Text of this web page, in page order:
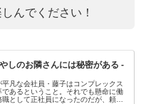
んでください！
しのお隣さんには秘密がある -
凡な会社員・藤子はコンプレックス
あるということ。それでも懸命に働
として正社員になったのだが、頼ま